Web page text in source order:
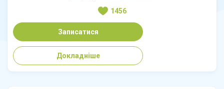
1456
Записатися
Докладніше